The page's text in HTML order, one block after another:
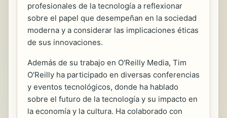
profesionales de la tecnología a reflexionar
sobre el papel que desempeñan en la sociedad
moderna y a considerar las implicaciones éticas
de sus innovaciones.
Además de su trabajo en O'Reilly Media, Tim
O'Reilly ha participado en diversas conferencias
y eventos tecnológicos, donde ha hablado
sobre el futuro de la tecnología y su impacto en
la economía y la cultura. Ha colaborado con